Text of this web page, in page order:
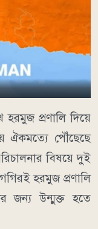
হরমুজ প্রণালি দিয়ে
ঐকমত্যে পৌঁছেছে
বিষয়ে দুই
হরমুজ প্রণালি
জন্য উন্মুক্ত হতে